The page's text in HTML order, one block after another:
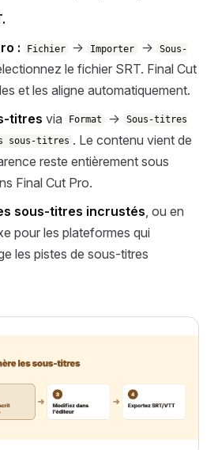
:
Fichier → Importer →
Sous-
le fichier SRT. Final Cut
et les aligne automatiquement.
titres via Format →
Sous-titres
sous-titres . Le contenu vient de
reste entièrement sous
Final Cut Pro.
sous-titres incrustés , ou en
pour les plateformes qui
les pistes de sous-titres